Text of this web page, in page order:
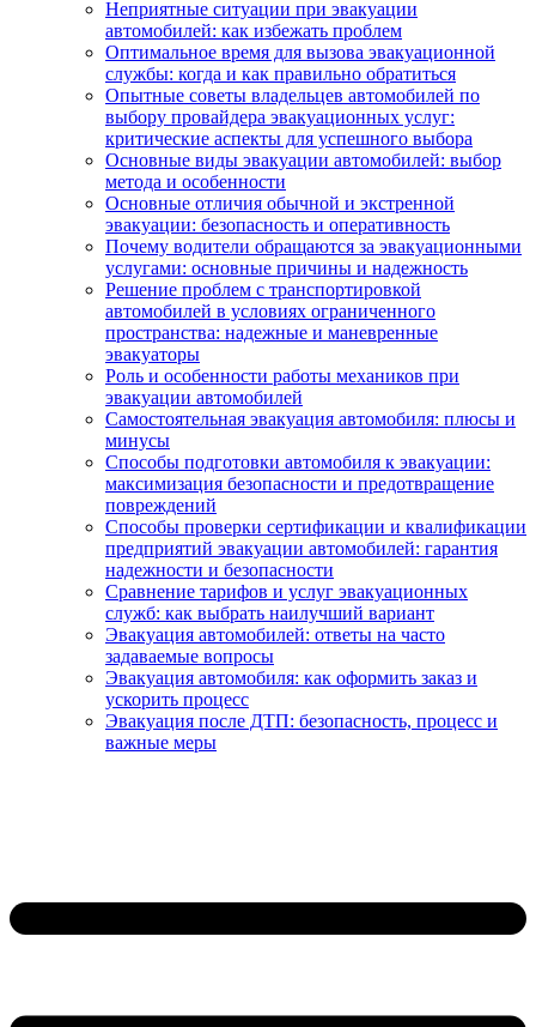
Неприятные ситуации при эвакуации
автомобилей: как избежать проблем
Оптимальное время для вызова эвакуационной
службы: когда и как правильно обратиться
Опытные советы владельцев автомобилей по
выбору провайдера эвакуационных услуг:
критические аспекты для успешного выбора
Основные виды эвакуации автомобилей: выбор
метода и особенности
Основные отличия обычной и экстренной
эвакуации: безопасность и оперативность
Почему водители обращаются за эвакуационными
услугами: основные причины и надежность
Решение проблем с транспортировкой
автомобилей в условиях ограниченного
пространства: надежные и маневренные
эвакуаторы
Роль и особенности работы механиков при
эвакуации автомобилей
Самостоятельная эвакуация автомобиля: плюсы и
минусы
Способы подготовки автомобиля к эвакуации:
максимизация безопасности и предотвращение
повреждений
Способы проверки сертификации и квалификации
предприятий эвакуации автомобилей: гарантия
надежности и безопасности
Сравнение тарифов и услуг эвакуационных
служб: как выбрать наилучший вариант
Эвакуация автомобилей: ответы на часто
задаваемые вопросы
Эвакуация автомобиля: как оформить заказ и
ускорить процесс
Эвакуация после ДТП: безопасность, процесс и
важные меры